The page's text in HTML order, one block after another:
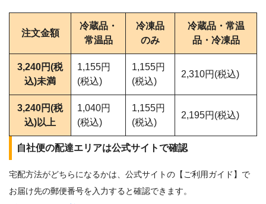
注文金額
冷蔵品・
常温品
冷凍品
のみ
冷蔵品・常温
品・冷凍品
3,240円(税
込)未満
1,155円
(税込)
1,155円
(税込)
2,310円(税込)
3,240円(税
込)以上
1,040円
(税込)
1,155円
(税込)
2,195円(税込)
自社便の配達エリアは公式サイトで確認
宅配方法がどちらになるかは、公式サイトの【ご利用ガイド】で
お届け先の郵便番号を入力すると確認できます。